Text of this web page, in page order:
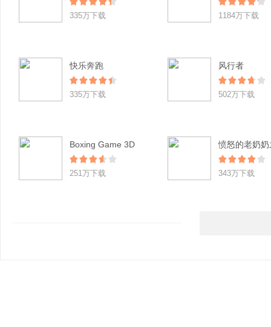
335万下载 1184万下载
快乐奔跑
335万下载
风行者
502万下载
Boxing Game 3D
251万下载 343万下载